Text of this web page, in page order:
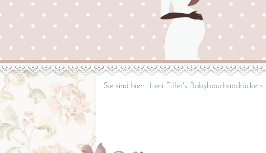
Sie sind hier: Leni Eifler's Babybauchabdrücke